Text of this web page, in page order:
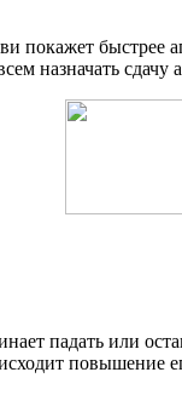
быстрее
назначать сдачу
падать или
повышение